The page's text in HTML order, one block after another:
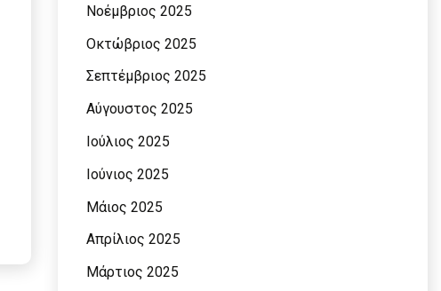
Νοέμβριος 2025
Οκτώβριος 2025
Σεπτέμβριος 2025
Αύγουστος 2025
Ιούλιος 2025
Ιούνιος 2025
Μάιος 2025
Απρίλιος 2025
Μάρτιος 2025